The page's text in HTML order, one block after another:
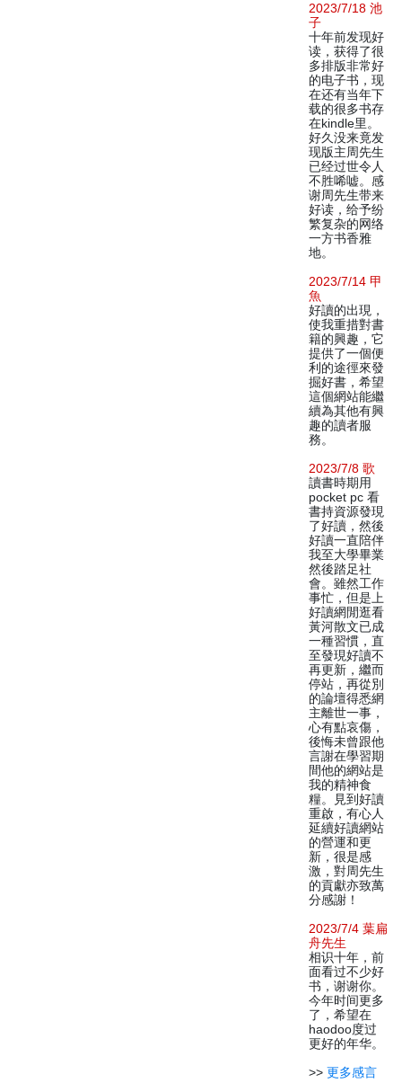
2023/7/18 池
子
十年前发现好
读，获得了很
多排版非常好
的电子书，现
在还有当年下
载的很多书存
在kindle里。
好久没来竟发
现版主周先生
已经过世令人
不胜唏嘘。感
谢周先生带来
好读，给予纷
繁复杂的网络
一方书香雅
地。
2023/7/14 甲
魚
好讀的出現，
使我重措對書
籍的興趣，它
提供了一個便
利的途徑來發
掘好書，希望
這個網站能繼
續為其他有興
趣的讀者服
務。
2023/7/8 歌
讀書時期用
pocket pc 看
書持資源發現
了好讀，然後
好讀一直陪伴
我至大學畢業
然後踏足社
會。雖然工作
事忙，但是上
好讀網閒逛看
黃河散文已成
一種習慣，直
至發現好讀不
再更新，繼而
停站，再從別
的論壇得悉網
主離世一事，
心有點哀傷，
後悔未曾跟他
言謝在學習期
間他的網站是
我的精神食
糧。見到好讀
重啟，有心人
延續好讀網站
的營運和更
新，很是感
激，對周先生
的貢獻亦致萬
分感謝！
2023/7/4 葉扁
舟先生
相识十年，前
面看过不少好
书，谢谢你。
今年时间更多
了，希望在
haodoo度过
更好的年华。
>> 更多感言